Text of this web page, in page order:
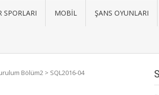
SPORLARI MOBIL ŞANS OYUNLARI
Bölüm2 > SQL2016-04